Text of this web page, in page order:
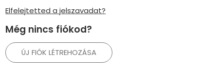
Elfelejtetted a jelszavadat?
Még nincs fiókod?
ÚJ FIÓK LÉTREHOZÁSA